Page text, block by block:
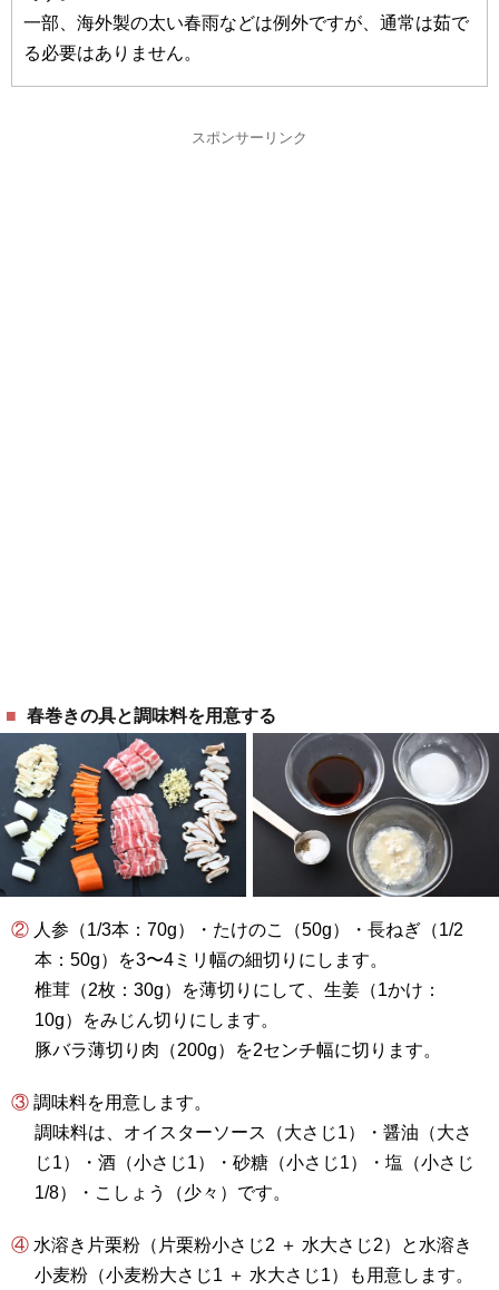
一部、海外製の太い春雨などは例外ですが、通常は茹で
る必要はありません。
スポンサーリンク
春巻きの具と調味料を用意する
② 人参（1/3本：70g）・たけのこ（50g）・長ねぎ（1/2
本：50g）を3〜4ミリ幅の細切りにします。
椎茸（2枚：30g）を薄切りにして、生姜（1かけ：
10g）をみじん切りにします。
豚バラ薄切り肉（200g）を2センチ幅に切ります。
③ 調味料を用意します。
調味料は、オイスターソース（大さじ1）・醤油（大さ
じ1）・酒（小さじ1）・砂糖（小さじ1）・塩（小さじ
1/8）・こしょう（少々）です。
④ 水溶き片栗粉（片栗粉小さじ2 ＋ 水大さじ2）と水溶き
小麦粉（小麦粉大さじ1 ＋ 水大さじ1）も用意します。